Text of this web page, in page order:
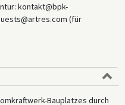
kontakt@bpk-
(für
Bauplatzes durch